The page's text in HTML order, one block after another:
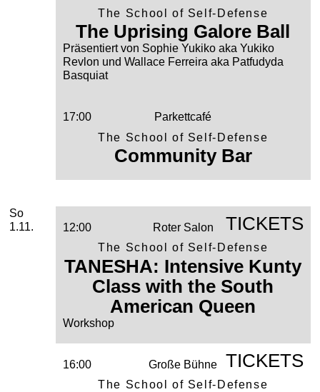
The School of Self-Defense
The Uprising Galore Ball
Präsentiert von Sophie Yukiko aka Yukiko
Revlon und Wallace Ferreira aka Patfudyda
Basquiat
17:00
Parkettcafé
The School of Self-Defense
Community Bar
November
Sonntag, 01. November 2026
So
1.11.
12:00
Roter Salon
The School of Self-Defense
TANESHA: Intensive Kunty
Class with the South
American Queen
Workshop
TICKETS
16:00
Große Bühne
The School of Self-Defense
TICKETS